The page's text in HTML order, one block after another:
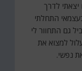
כאן בעבר, לפני 5 שנים יצאתי לדרך
כעצמאי התחלתי
גם התחוור לי
למצוא את
נפשי.